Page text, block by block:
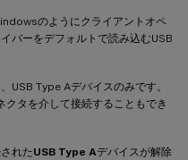
のようにクライアントオペ
バーをデフォルトで読み込むUSB
USB Type Aデバイスのみです。
タを介して接続することもでき
れたUSB Type Aデバイスが解除